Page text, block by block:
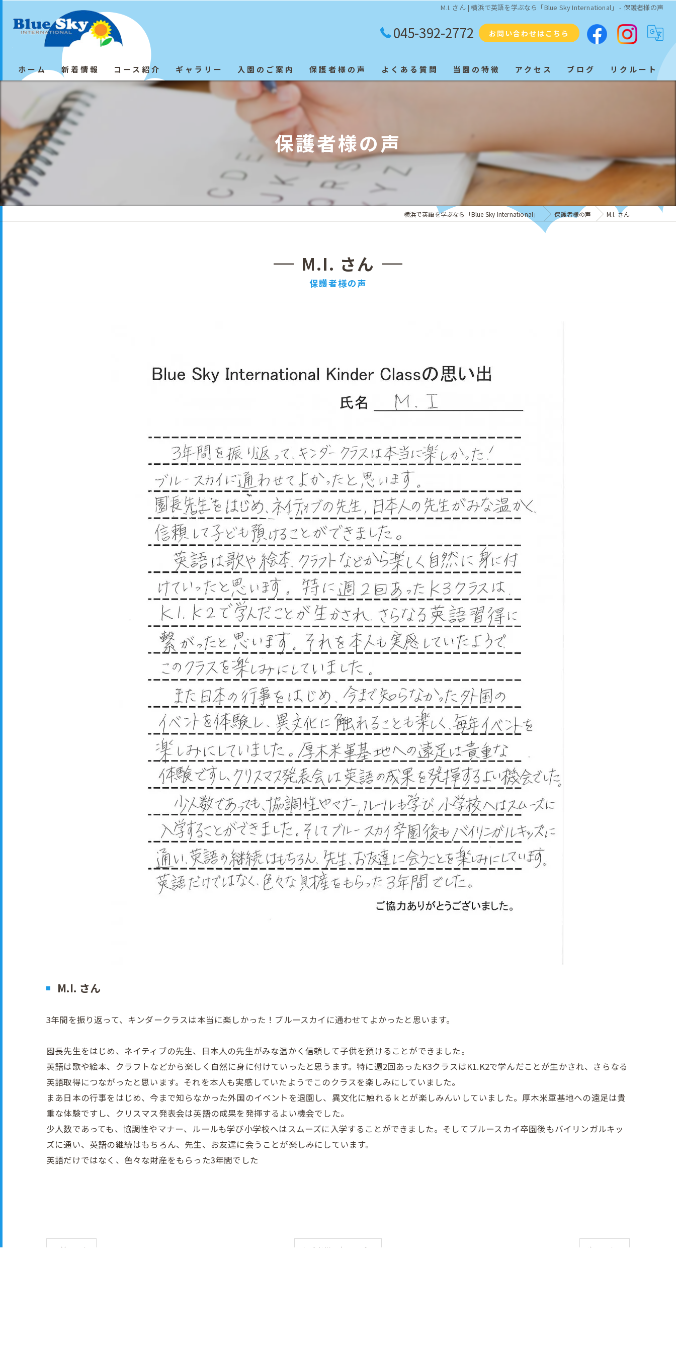
M.I. さん | 横浜で英語を学ぶなら「Blue Sky International」 - 保護者様の声
045-392-2772 お問い合わせはこちら
ホーム 新着情報 コース紹介 ギャラリー 入園のご案内 保護者様の声 よくある質問 当園の特徴
教育
子ども
発音
アクセス ブログ リクルート
保護者様の声
横浜で英語を学ぶなら「Blue Sky International」 保護者様の声 M.I. さん
保護者様の声
M.I. さん
M.I. さん
3年間を振り返って、キンダークラスは本当に楽しかった！ブルースカイに通わせてよかったと思います。
園長先生をはじめ、ネイティブの先生、日本人の先生がみな温かく信頼して子供を預けることができました。
英語は歌や絵本、クラフトなどから楽しく自然に身に付けていったと思うます。特に週2回あったK3クラスはK1.K2で学んだことが生かされ、さらなる
英語取得につながったと思います。それを本人も実感していたようでこのクラスを楽しみにしていました。
まあ日本の行事をはじめ、今まで知らなかった外国のイベントを退園し、異文化に触れるｋとが楽しみんいしていました。厚木米軍基地への遠足は貴
重な体験ですし、クリスマス発表会は英語の成果を発揮するよい機会でした。
少人数であっても、協調性やマナー、ルールも学び小学校へはスムーズに入学することができました。そしてブルースカイ卒園後もバイリンガルキッ
ズに通い、英語の継続はもちろん、先生、お友達に会うことが楽しみにしています。
英語だけではなく、色々な財産をもらった3年間でした
< 前の記事 保護者様の声トップへ 次の記事 >